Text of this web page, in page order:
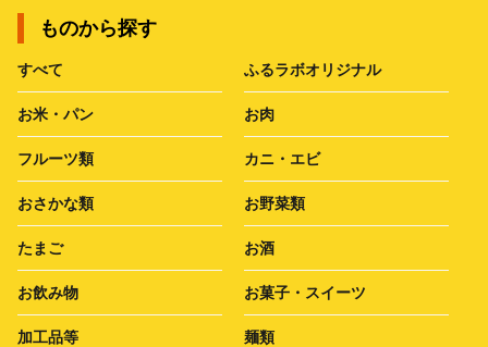
ものから探す
すべて ふるラボオリジナル
お米・パン お肉
フルーツ類 カニ・エビ
おさかな類 お野菜類
たまご お酒
お飲み物 お菓子・スイーツ
加工品等 麺類